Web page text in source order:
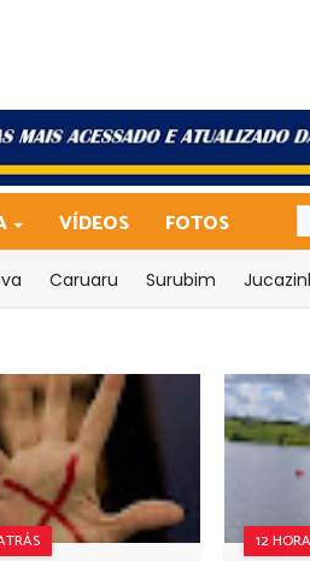
VÍDEOS FOTOS
Caruaru Surubim
12